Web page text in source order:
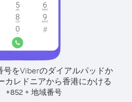
号をViberのダイアルパッドか
カレドニアから香港にかける
+852 + 地域番号